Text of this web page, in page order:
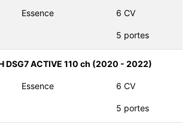
Essence 6 CV
5 portes
DSG7 ACTIVE 110 ch (2020 - 2022)
Essence 6 CV
5 portes